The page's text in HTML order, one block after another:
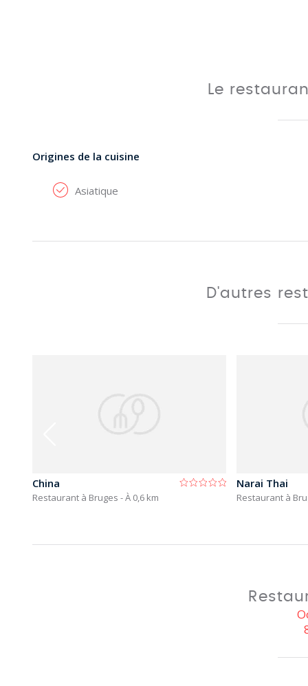
Le
Origines de la cuisine
Asiatique
D'autres
China
Restaurant à Bruges - À 0,6 km
Narai Thai
Restaurant à